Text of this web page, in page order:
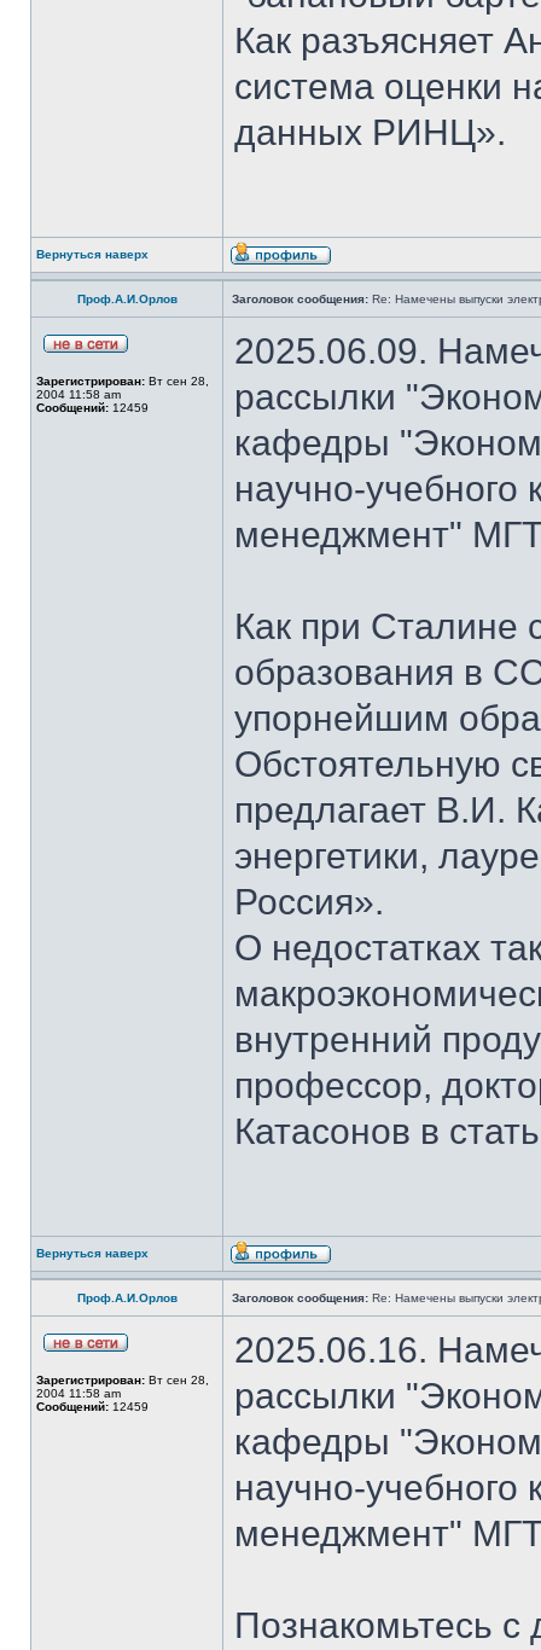
Как разъясняет
система оценки
данных РИНЦ».
Вернуться наверх
Проф.А.И.Орлов Заголовок сообщения: Re: Намечены выпуски
Зарегистрирован: Вт сен 28,
2004 11:58 am
Сообщений: 12459
2025.06.09.
рассылки
кафедры
научно-
менеджмент"
Как при Сталине
образования в
упорнейшим
Обстоятельную
предлагает В.И.
энергетики,
Россия».
О недостатках
внутренний
профессор,
Катасонов в
Вернуться наверх
Проф.А.И.Орлов Заголовок сообщения: Re: Намечены выпуски
Зарегистрирован: Вт сен 28,
2004 11:58 am
Сообщений: 12459
2025.06.16.
рассылки
кафедры
научно-
менеджмент"
Познакомьтесь